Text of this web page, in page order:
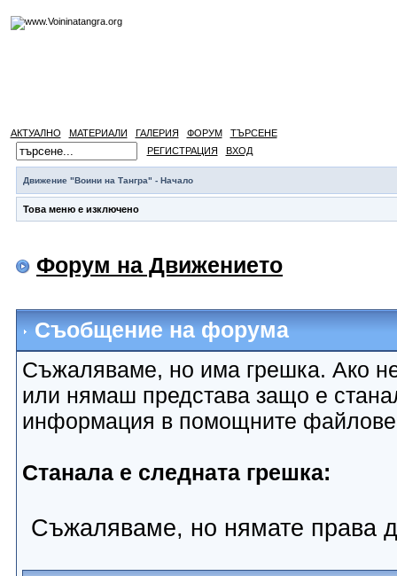
АКТУАЛНО МАТЕРИАЛИ ГАЛЕРИЯ ФОРУМ
ТЪРСЕНЕ
РЕГИСТРАЦИЯ
ВХОД
Движение "Воини на Тангра" - Начало
Това меню е изключено
Форум на Движението
Съобщение на форума
Съжаляваме, но има грешка. Ако
или нямаш представа защо е
информация в помощните
Станала е следната грешка:
Съжаляваме, но нямате права